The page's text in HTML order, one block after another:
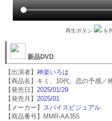
再生ボタン を
新品DVD
【出演者】神楽いろは
【商品名】キミ、10代、恋の予感／
【発売日】2025/01/29
【発売月】2025/01
【メーカー】 スパイスビジュアル
【商品番号】MMR-AA355